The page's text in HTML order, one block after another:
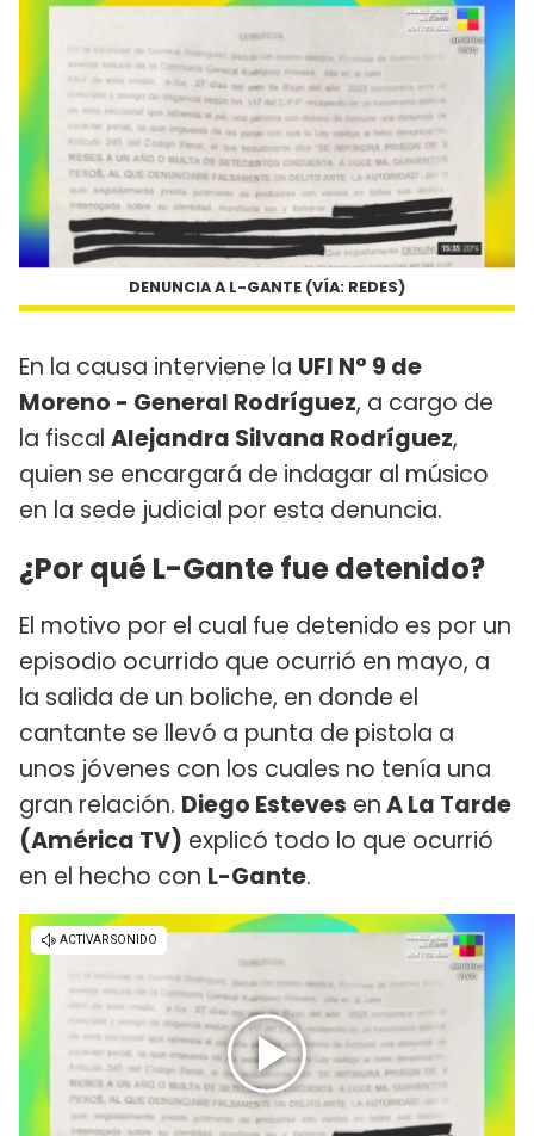
DENUNCIA A L-GANTE (VÍA: REDES)
En la causa interviene la UFI N° 9 de
Moreno - General Rodríguez, a cargo de
la fiscal Alejandra Silvana Rodríguez,
quien se encargará de indagar al músico
en la sede judicial por esta denuncia.
¿Por qué L-Gante fue detenido?
El motivo por el cual fue detenido es por un
episodio ocurrido que ocurrió en mayo, a
la salida de un boliche, en donde el
cantante se llevó a punta de pistola a
unos jóvenes con los cuales no tenía una
gran relación. Diego Esteves enA La Tarde
(América TV) explicó todo lo que ocurrió
en el hecho con L-Gante.